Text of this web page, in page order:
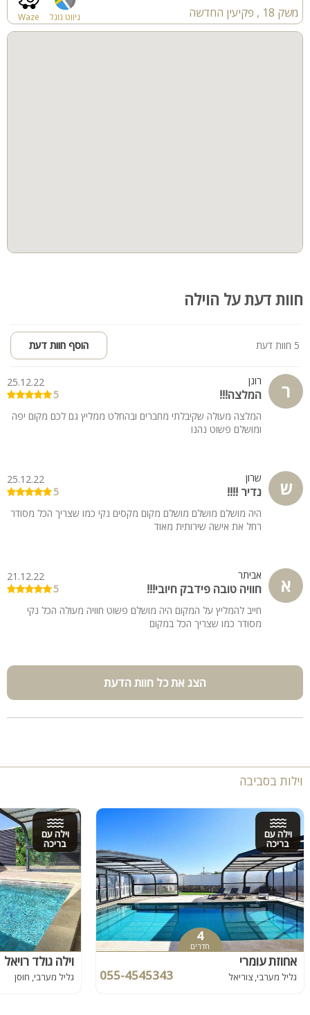
Waze ניווט גוגל משק 18 , פקיעין החדשה
חוות דעת על הוילה
5 חוות דעת הוסף חוות דעת
ר רונן
המלצה!!!
25.12.22
5
המלצה מעולה שקיבלתי מחברים ובהחלט ממליץ גם לכם מקום יפה
ומושלם פשוט נהנו
ש שרון
נדיר !!!!
25.12.22
5
היה מושלם מושלם מושלם מקום מקסים נקי כמו שצריך הכל מסודר
רחל את אישה שירותית מאוד
א אביתר
חוויה טובה פידבק חיובי!!!
21.12.22
5
חייב להמליץ על המקום היה מושלם פשוט חוויה מעולה הכל נקי
מסודר כמו שצריך הכל במקום
הצג את כל חוות הדעת
וילות בסביבה
וילה עם
בריכה
4
חדרים
אחוזת עומרי
גליל מערבי, צוריאל 055-4545343
וילה עם
בריכה
וילה גולד רויאל
גליל מערבי, חוסן